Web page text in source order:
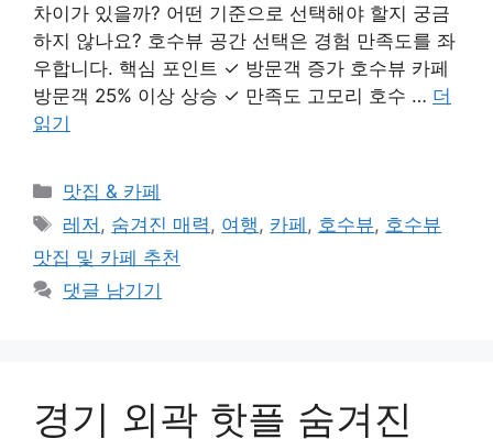
차이가 있을까? 어떤 기준으로 선택해야 할지 궁금
하지 않나요? 호수뷰 공간 선택은 경험 만족도를 좌
우합니다. 핵심 포인트 ✓ 방문객 증가 호수뷰 카페
방문객 25% 이상 상승 ✓ 만족도 고모리 호수 … 더
읽기
카
테
고
리
맛집 & 카페
태
그
레저 , 숨겨진 매력 , 여행 , 카페 , 호수뷰, 호수뷰
맛집 및 카페 추천
댓글 남기기
경기 외곽 핫플 숨겨진